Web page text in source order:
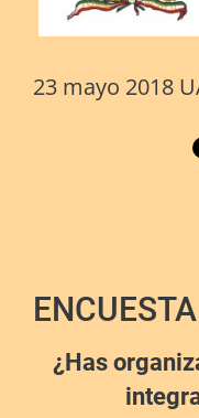
23 mayo 2018
ENCUESTA
¿Has